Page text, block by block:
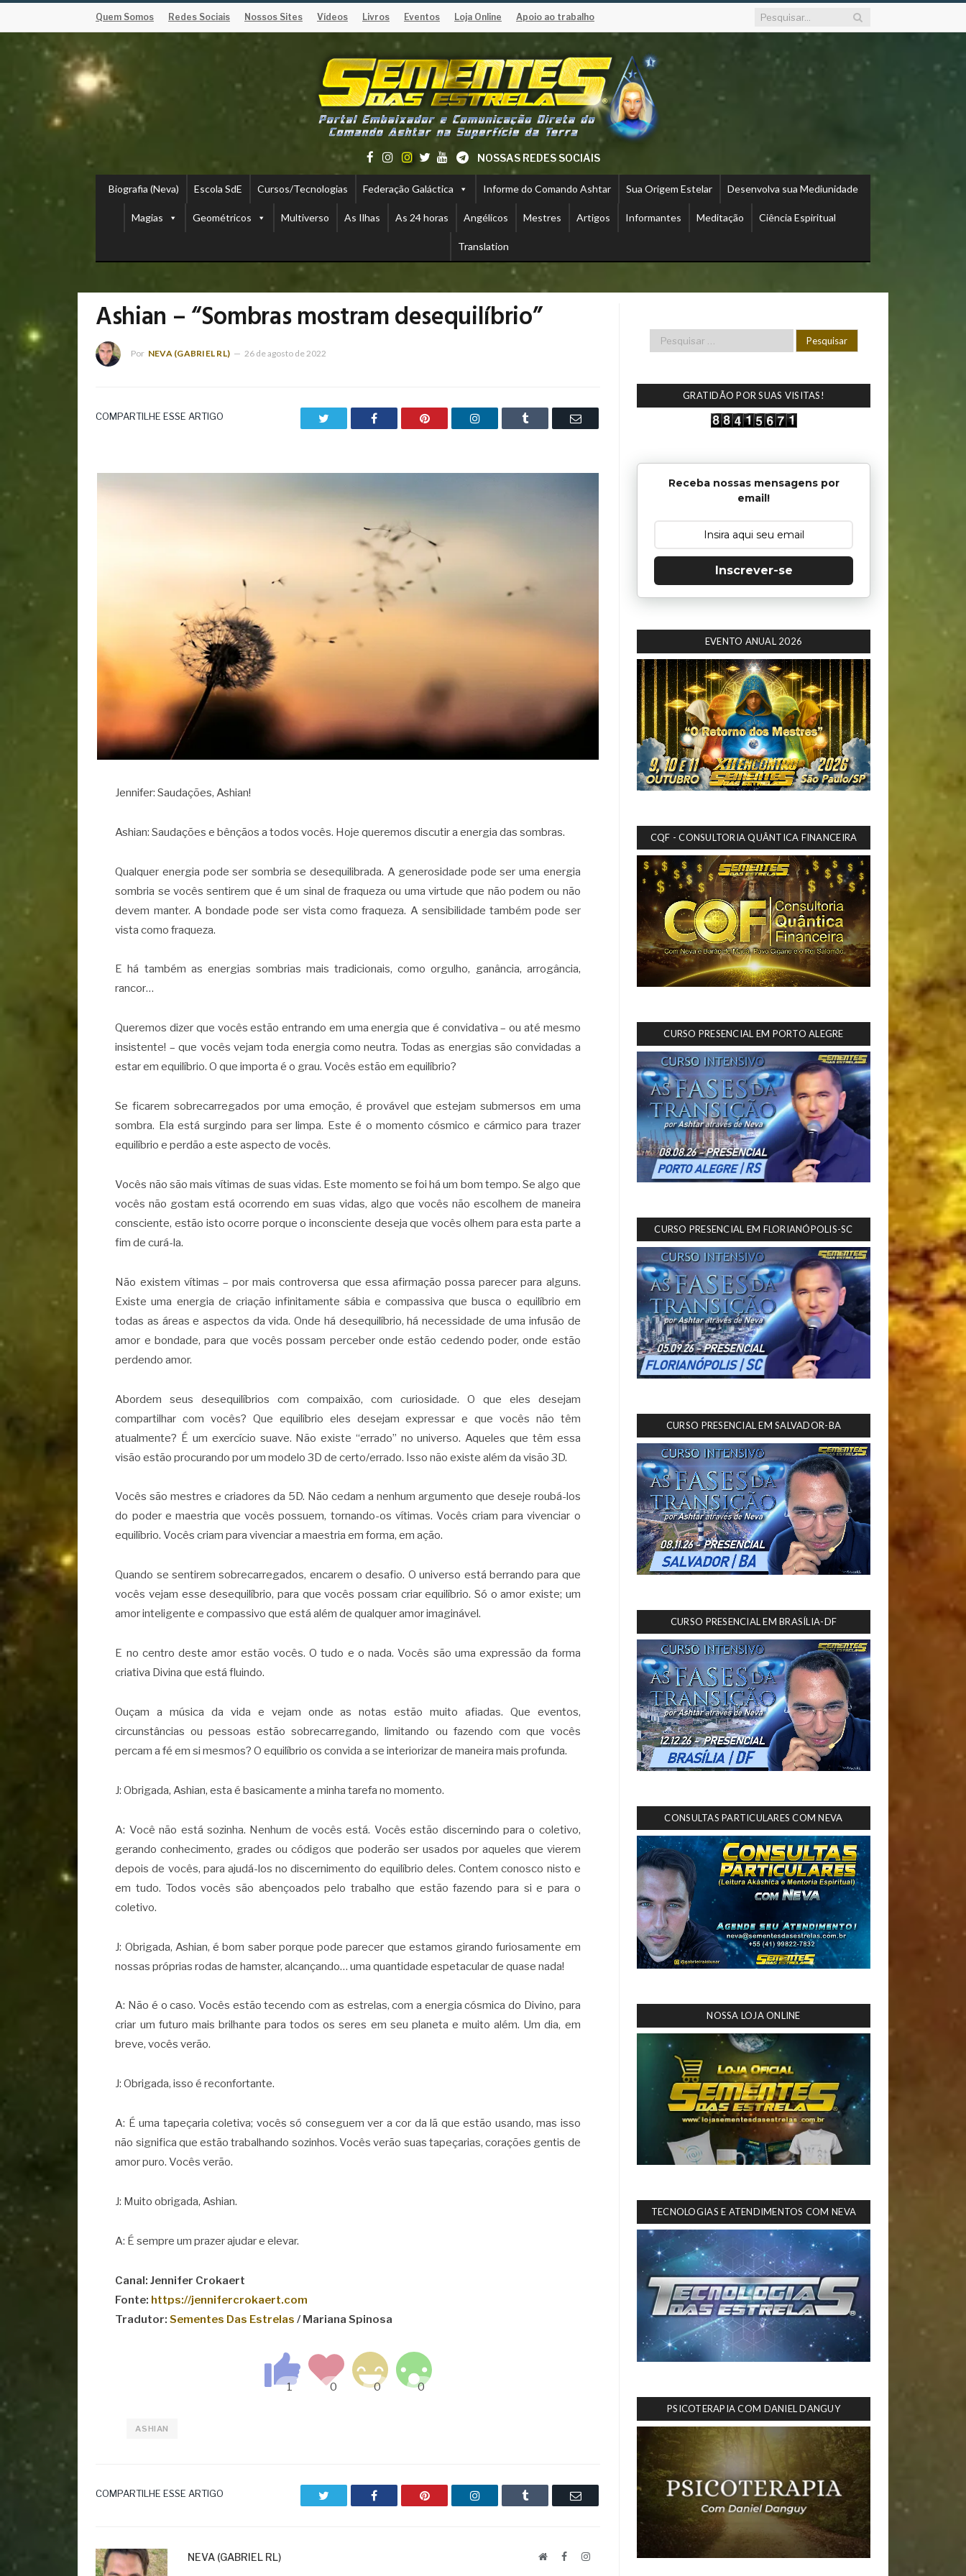
Quem Somos Redes Sociais Nossos Sites Vídeos Livros Eventos Loja Online Apoio ao trabalho
NOSSAS REDES SOCIAIS
Biografia (Neva) Escola SdE Cursos/Tecnologias Federação Galáctica Informe do Comando Ashtar Sua Origem Estelar Desenvolva sua Mediunidade
Magias Geométricos Multiverso As Ilhas As 24 horas Angélicos Mestres Artigos Informantes Meditação Ciência Espiritual
Translation
Ashian – “Sombras mostram desequilíbrio”
Por NEVA (GABRIEL RL) 26 de agosto de 2022
COMPARTILHE ESSE ARTIGO Facebook Pinterest LinkedIn Tumblr Email
Jennifer: Saudações, Ashian!
Ashian: Saudações e bênçãos a todos vocês. Hoje queremos discutir a energia das sombras.
Qualquer energia pode ser sombria se desequilibrada. A generosidade pode ser uma energia
sombria se vocês sentirem que é um sinal de fraqueza ou uma virtude que não podem ou não
devem manter. A bondade pode ser vista como fraqueza. A sensibilidade também pode ser
vista como fraqueza.
E há também as energias sombrias mais tradicionais, como orgulho, ganância, arrogância,
rancor…
Queremos dizer que vocês estão entrando em uma energia que é convidativa – ou até mesmo
insistente! – que vocês vejam toda energia como neutra. Todas as energias são convidadas a
estar em equilíbrio. O que importa é o grau. Vocês estão em equilíbrio?
Se ficarem sobrecarregados por uma emoção, é provável que estejam submersos em uma
sombra. Ela está surgindo para ser limpa. Este é o momento cósmico e cármico para trazer
equilíbrio e perdão a este aspecto de vocês.
Vocês não são mais vítimas de suas vidas. Este momento se foi há um bom tempo. Se algo que
vocês não gostam está ocorrendo em suas vidas, algo que vocês não escolhem de maneira
consciente, estão isto ocorre porque o inconsciente deseja que vocês olhem para esta parte a
fim de curá-la.
Não existem vítimas – por mais controversa que essa afirmação possa parecer para alguns.
Existe uma energia de criação infinitamente sábia e compassiva que busca o equilíbrio em
todas as áreas e aspectos da vida. Onde há desequilíbrio, há necessidade de uma infusão de
amor e bondade, para que vocês possam perceber onde estão cedendo poder, onde estão
perdendo amor.
Abordem seus desequilíbrios com compaixão, com curiosidade. O que eles desejam
compartilhar com vocês? Que equilíbrio eles desejam expressar e que vocês não têm
atualmente? É um exercício suave. Não existe “errado” no universo. Aqueles que têm essa
visão estão procurando por um modelo 3D de certo/errado. Isso não existe além da visão 3D.
Vocês são mestres e criadores da 5D. Não cedam a nenhum argumento que deseje roubá-los
do poder e maestria que vocês possuem, tornando-os vítimas. Vocês criam para vivenciar o
equilíbrio. Vocês criam para vivenciar a maestria em forma, em ação.
Quando se sentirem sobrecarregados, encarem o desafio. O universo está berrando para que
vocês vejam esse desequilíbrio, para que vocês possam criar equilíbrio. Só o amor existe; um
amor inteligente e compassivo que está além de qualquer amor imaginável.
E no centro deste amor estão vocês. O tudo e o nada. Vocês são uma expressão da forma
criativa Divina que está fluindo.
Ouçam a música da vida e vejam onde as notas estão muito afiadas. Que eventos,
circunstâncias ou pessoas estão sobrecarregando, limitando ou fazendo com que vocês
percam a fé em si mesmos? O equilíbrio os convida a se interiorizar de maneira mais profunda.
J: Obrigada, Ashian, esta é basicamente a minha tarefa no momento.
A: Você não está sozinha. Nenhum de vocês está. Vocês estão discernindo para o coletivo,
gerando conhecimento, grades ou códigos que poderão ser usados por aqueles que vierem
depois de vocês, para ajudá-los no discernimento do equilíbrio deles. Contem conosco nisto e
em tudo. Todos vocês são abençoados pelo trabalho que estão fazendo para si e para o
coletivo.
J: Obrigada, Ashian, é bom saber porque pode parecer que estamos girando furiosamente em
nossas próprias rodas de hamster, alcançando… uma quantidade espetacular de quase nada!
A: Não é o caso. Vocês estão tecendo com as estrelas, com a energia cósmica do Divino, para
criar um futuro mais brilhante para todos os seres em seu planeta e muito além. Um dia, em
breve, vocês verão.
J: Obrigada, isso é reconfortante.
A: É uma tapeçaria coletiva; vocês só conseguem ver a cor da lã que estão usando, mas isso
não significa que estão trabalhando sozinhos. Vocês verão suas tapeçarias, corações gentis de
amor puro. Vocês verão.
J: Muito obrigada, Ashian.
A: É sempre um prazer ajudar e elevar.
Canal: Jennifer Crokaert
Fonte: https://jennifercrokaert.com
Tradutor:Sementes Das Estrelas / Mariana Spinosa
ASHIAN
COMPARTILHE ESSE ARTIGO Facebook Pinterest LinkedIn Tumblr Email
NEVA (GABRIEL RL) WebsiteFacebookLinkedIn
GRATIDÃO POR SUAS VISITAS!
Receba nossas mensagens por
email!
Inscrever-se
EVENTO ANUAL 2026
CQF - CONSULTORIA QUÂNTICA FINANCEIRA
CURSO PRESENCIAL EM PORTO ALEGRE
CURSO PRESENCIAL EM FLORIANÓPOLIS-SC
CURSO PRESENCIAL EM SALVADOR-BA
CURSO PRESENCIAL EM BRASÍLIA-DF
CONSULTAS PARTICULARES COM NEVA
NOSSA LOJA ONLINE
TECNOLOGIAS E ATENDIMENTOS COM NEVA
PSICOTERAPIA COM DANIEL DANGUY